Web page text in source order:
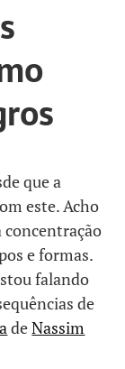
que a
este. Acho
concentração
e formas.
falando
de
deNassim